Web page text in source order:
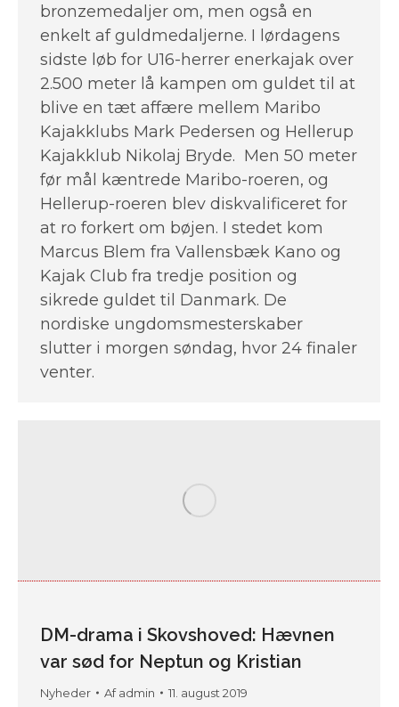
bronzemedaljer om, men også en
enkelt af guldmedaljerne. I lørdagens
sidste løb for U16-herrer enerkajak over
2.500 meter lå kampen om guldet til at
blive en tæt affære mellem Maribo
Kajakklubs Mark Pedersen og Hellerup
Kajakklub Nikolaj Bryde. Men 50 meter
før mål kæntrede Maribo-roeren, og
Hellerup-roeren blev diskvalificeret for
at ro forkert om bøjen. I stedet kom
Marcus Blem fra Vallensbæk Kano og
Kajak Club fra tredje position og
sikrede guldet til Danmark. De
nordiske ungdomsmesterskaber
slutter i morgen søndag, hvor 24 finaler
venter.
DM-drama i Skovshoved: Hævnen
var sød for Neptun og Kristian
Nyheder Afadmin 11. august 2019